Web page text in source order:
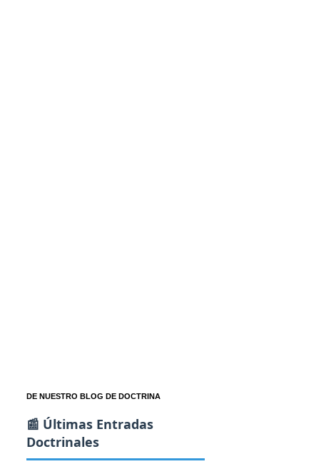
DE NUESTRO BLOG DE DOCTRINA
📰 Últimas Entradas
Doctrinales